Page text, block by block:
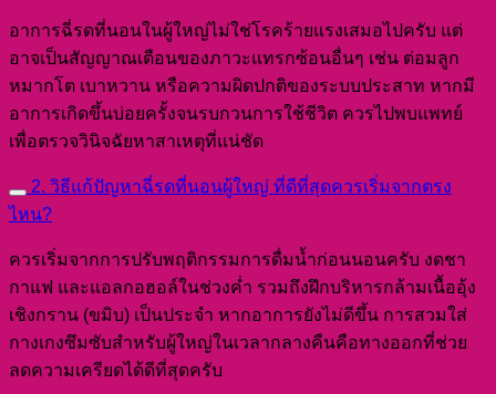
อาการฉี่รดที่นอนในผู้ใหญ่ไม่ใช่โรคร้ายแรงเสมอไปครับ แต่
อาจเป็นสัญญาณเตือนของภาวะแทรกซ้อนอื่นๆ เช่น ต่อมลูก
หมากโต เบาหวาน หรือความผิดปกติของระบบประสาท หากมี
อาการเกิดขึ้นบ่อยครั้งจนรบกวนการใช้ชีวิต ควรไปพบแพทย์
เพื่อตรวจวินิจฉัยหาสาเหตุที่แน่ชัด
2. วิธีแก้ปัญหาฉี่รดที่นอนผู้ใหญ่ ที่ดีที่สุดควรเริ่มจากตรง
ไหน?
ควรเริ่มจากการปรับพฤติกรรมการดื่มน้ำก่อนนอนครับ งดชา
กาแฟ และแอลกอฮอล์ในช่วงค่ำ รวมถึงฝึกบริหารกล้ามเนื้ออุ้ง
เชิงกราน (ขมิบ) เป็นประจำ หากอาการยังไม่ดีขึ้น การสวมใส่
กางเกงซึมซับสำหรับผู้ใหญ่ในเวลากลางคืนคือทางออกที่ช่วย
ลดความเครียดได้ดีที่สุดครับ